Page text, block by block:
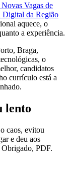
Vagas de
Digital da Região
aquece, o
a experiência.
Braga,
o
candidatos
currículo está a
lento
caos, evitou
e deu aos
PDF.